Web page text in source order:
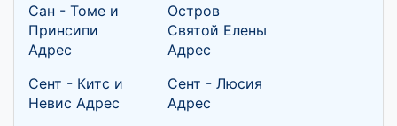
Сан - Томе и
Принсипи
Адрес
Остров
Святой Елены
Адрес
Сент - Китс и
Невис Адрес
Сент - Люсия
Адрес